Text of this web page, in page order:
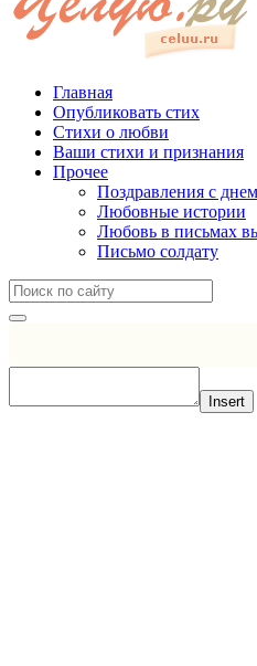
Главная
Опубликовать стих
Стихи о любви
Ваши стихи и признания
Прочее
Поздравления с
Любовные истории
Любовь в письмах
Письмо солдату
Insert